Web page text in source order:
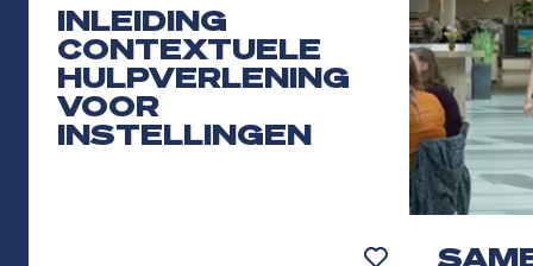
INLEIDING
CONTEXTUELE
HULPVERLENING
VOOR
INSTELLINGEN